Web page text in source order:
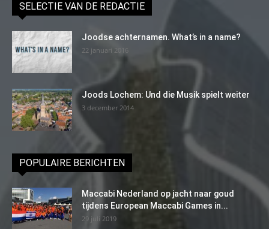
SELECTIE VAN DE REDACTIE
Joodse achternamen. What’s in a name?
22 januari 2016
Joods Lochem: Und die Musik spielt weiter
3 december 2014
POPULAIRE BERICHTEN
Maccabi Nederland op jacht naar goud
tijdens European Maccabi Games in...
29 juli 2019